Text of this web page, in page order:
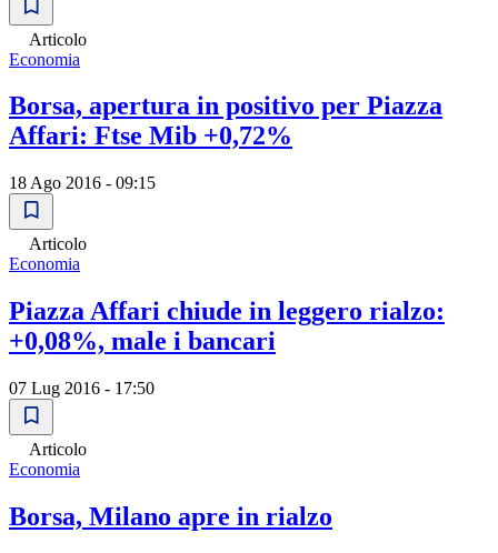
Articolo
Economia
Borsa, apertura in positivo per Piazza
Affari: Ftse Mib +0,72%
18 Ago 2016 - 09:15
Articolo
Economia
Piazza Affari chiude in leggero rialzo:
+0,08%, male i bancari
07 Lug 2016 - 17:50
Articolo
Economia
Borsa, Milano apre in rialzo